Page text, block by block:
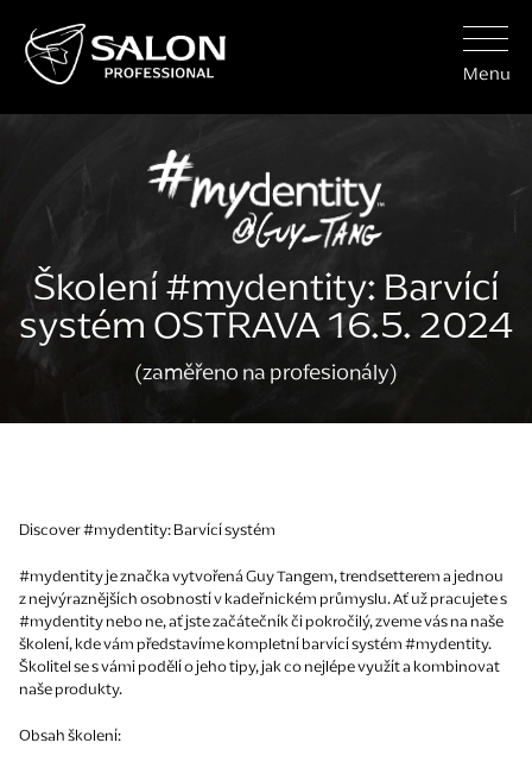
Menu
Školení #mydentity: Barvící
systém OSTRAVA 16.5. 2024
(zaměřeno na profesionály)
Discover #mydentity: Barvící systém
#mydentity je značka vytvořená Guy Tangem, trendsetterem a jednou
z nejvýraznějších osobností v kadeřnickém průmyslu. Ať už pracujete s
#mydentity nebo ne, ať jste začátečník či pokročilý, zveme vás na naše
školení, kde vám představíme kompletní barvící systém #mydentity.
Školitel se s vámi podělí o jeho tipy, jak co nejlépe využít a kombinovat
naše produkty.
Obsah školení: